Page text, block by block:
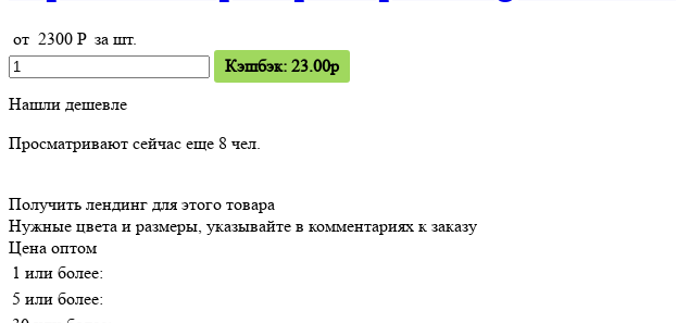
от 2300 Pза шт.
Кэшбэк: 23.00p
Нашли дешевле
Просматривают сейчас еще 8 чел.
Получить лендинг для этого товара
Нужные цвета и размеры, указывайте в комментариях к заказу
Цена оптом
1 или более:
5 или более: